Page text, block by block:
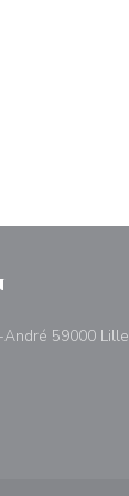
59000 Lille